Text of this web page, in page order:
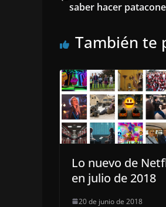
saber hacer
También te
Lo nuevo de
en julio de 2018
20 de junio de 2018